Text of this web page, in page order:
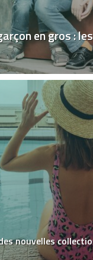
en gros :
nouvelles